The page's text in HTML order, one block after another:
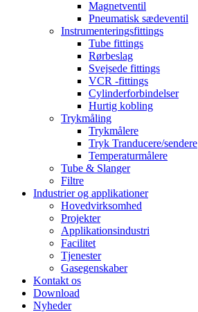
Magnetventil
Pneumatisk sædeventil
Instrumenteringsfittings
Tube fittings
Rørbeslag
Svejsede fittings
VCR -fittings
Cylinderforbindelser
Hurtig kobling
Trykmåling
Trykmålere
Tryk Tranducere/sendere
Temperaturmålere
Tube & Slanger
Filtre
Industrier og applikationer
Hovedvirksomhed
Projekter
Applikationsindustri
Facilitet
Tjenester
Gasegenskaber
Kontakt os
Download
Nyheder